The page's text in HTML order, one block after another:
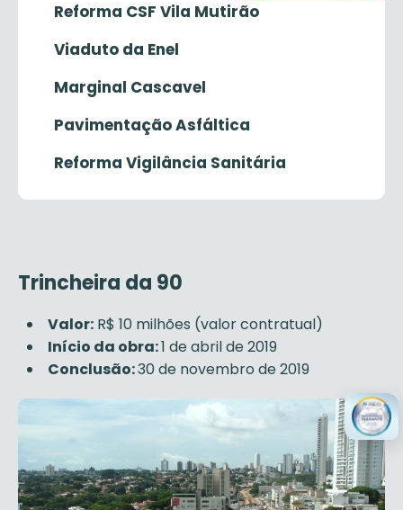
Reforma CSF Vila Mutirão
Viaduto da Enel
Marginal Cascavel
Pavimentação Asfáltica
Reforma Vigilância Sanitária
Trincheira da 90
Valor: R$ 10 milhões (valor contratual)
Início da obra:1 de abril de 2019
Conclusão:30 de novembro de 2019